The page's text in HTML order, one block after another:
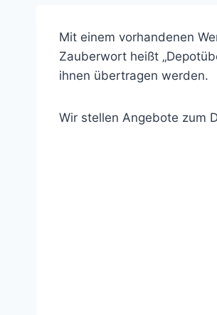
Mit einem vorhandenen
Zauberwort heißt
ihnen übertragen werden.
Wir stellen Angebote zum